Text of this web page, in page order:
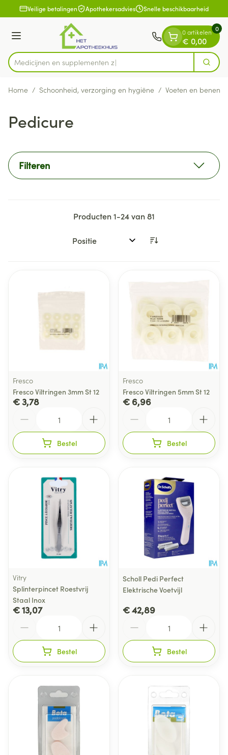
Ga naar de inhoud
1 van 1Veilige betalingen Apothekersadvies Snelle beschikbaarheid
Menu
Product, merk, categorie...
Medicijnen Zoek
0 artikelen
€ 0,00
0
Home / Schoonheid, verzorging en hygiëne / Voeten en benen
Pedicure
Filteren
Producten1-24van81
Sorteer op:
Fresco
Fresco Viltringen 3mm St 12
€ 3,78
Bestel
Fresco
Fresco Viltringen 5mm St 12
€ 6,96
Bestel
Vitry
Splinterpincet Roestvrij
Staal Inox
€ 13,07
Bestel
Scholl Pedi Perfect
Elektrische Voetvijl
€ 42,89
Bestel